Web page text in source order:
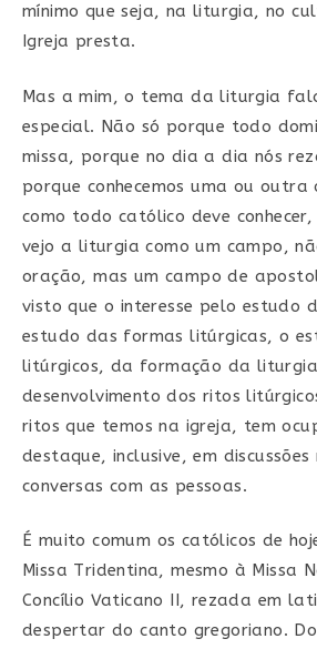
mínimo que seja, na liturgia, no
Igreja presta.
Mas a mim, o tema da liturgia
especial. Não só porque todo
missa, porque no dia a dia nós
porque conhecemos uma ou
como todo católico deve
vejo a liturgia como um campo,
oração, mas um campo de
visto que o interesse pelo estudo
estudo das formas litúrgicas, o
litúrgicos, da formação da
desenvolvimento dos ritos
ritos que temos na igreja, tem
destaque, inclusive, em
conversas com as pessoas.
É muito comum os católicos de
Missa Tridentina, mesmo à Missa
Concílio Vaticano II, rezada em
despertar do canto gregoriano.